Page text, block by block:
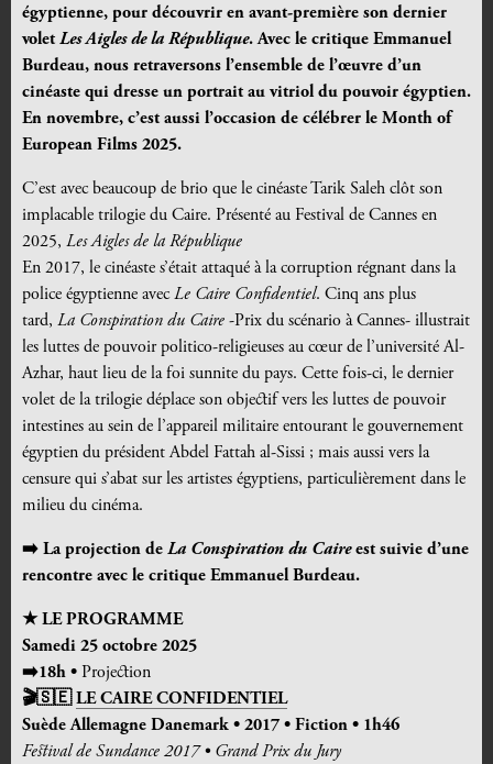
égyptienne, pour découvrir en avant-première son dernier
volet Les Aigles de la République. Avec le critique Emmanuel
Burdeau, nous retraversons l’ensemble de l’œuvre d’un
cinéaste qui dresse un portrait au vitriol du pouvoir égyptien.
En novembre, c’est aussi l’occasion de célébrer le Month of
European Films 2025.
C’est avec beaucoup de brio que le cinéaste Tarik Saleh clôt son
implacable trilogie du Caire. Présenté au Festival de Cannes en
2025, Les Aigles de la République
En 2017, le cinéaste s’était attaqué à la corruption régnant dans la
police égyptienne avecLe Caire Confidentiel. Cinq ans plus
tard, La Conspiration du Caire -Prix du scénario à Cannes- illustrait
les luttes de pouvoir politico-religieuses au cœur de l’université Al-
Azhar, haut lieu de la foi sunnite du pays. Cette fois-ci, le dernier
volet de la trilogie déplace son objectif vers les luttes de pouvoir
intestines au sein de l’appareil militaire entourant le gouvernement
égyptien du président Abdel Fattah al-Sissi ; mais aussi vers la
censure qui s’abat sur les artistes égyptiens, particulièrement dans le
milieu du cinéma.
➡️ La projection de La Conspiration du Caireest suivie d’une
rencontre avec le critique Emmanuel Burdeau.
★ LE PROGRAMME
Samedi 25 octobre 2025
➡️18h • Projection
🎬🇸🇪 LE CAIRE CONFIDENTIEL
Suède Allemagne Danemark • 2017 • Fiction • 1h46
Festival de Sundance 2017 • Grand Prix du Jury